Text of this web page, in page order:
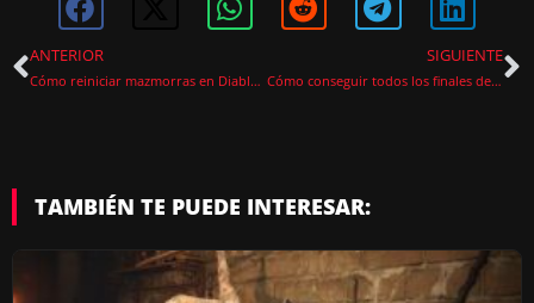
ANTERIOR
Cómo reiniciar mazmorras en Diablo 4
SIGUIENTE
Cómo conseguir todos los finales de Amnesia The Bunker
TAMBIÉN TE PUEDE INTERESAR: